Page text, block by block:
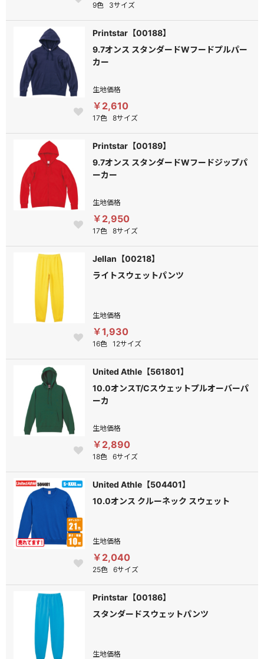
9色 3サイズ
Printstar【00188】
9.7オンス スタンダードWフードプルパー
カー
生地価格
￥2,610
17色 8サイズ
Printstar【00189】
9.7オンス スタンダードWフードジップパ
ーカー
生地価格
￥2,950
17色 8サイズ
Jellan【00218】
ライトスウェットパンツ
生地価格
￥1,930
16色 12サイズ
United Athle【561801】
10.0オンスT/Cスウェットプルオーバーパ
ーカ
生地価格
￥2,890
18色 6サイズ
United Athle【504401】
10.0オンス クルーネック スウェット
生地価格
￥2,040
25色 6サイズ
Printstar【00186】
スタンダードスウェットパンツ
生地価格